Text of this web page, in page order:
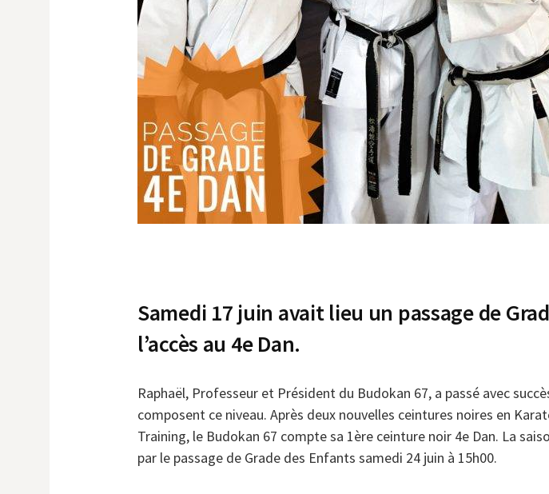
Samedi 17 juin avait lieu un passage de
l’accès au 4e Dan.
Raphaël, Professeur et Président du Budokan 67, a passé avec
composent ce niveau. Après deux nouvelles ceintures noires en
Training, le Budokan 67 compte sa 1ère ceinture noir 4e Dan. La
par le passage de Grade des Enfants samedi 24 juin à 15h00.